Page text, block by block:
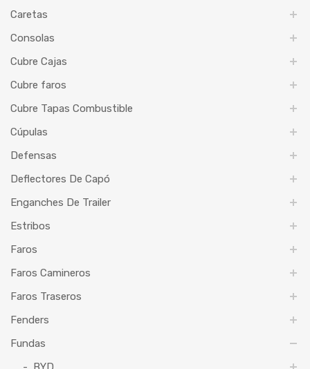
Caretas
Consolas
Cubre Cajas
Cubre faros
Cubre Tapas Combustible
Cúpulas
Defensas
Deflectores De Capó
Enganches De Trailer
Estribos
Faros
Faros Camineros
Faros Traseros
Fenders
Fundas